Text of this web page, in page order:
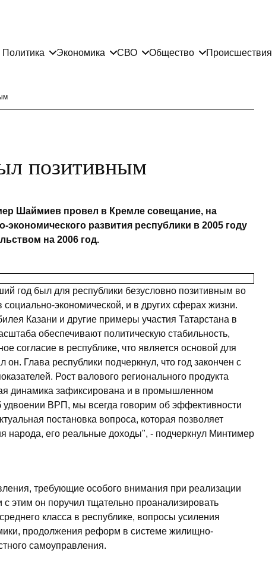
Политика Экономика СВО Общество Происшествия
позитивным
Шаймиев провел в Кремле совещание, на
развития республики в 2005 году
на 2006 год.
год был для республики безусловно позитивным во
экономической, и в других сферах жизни.
Казани и другие примеры участия Татарстана в
обеспечивают политическую стабильность,
согласие в республике, что является основой для
он. Глава республики подчеркнул, что год закончен с
Рост валового регионального продукта
динамика зафиксирована и в промышленном
ВРП, мы всегда говорим об эффективности
постановка вопроса, которая позволяет
народа, его реальные доходы", - подчеркнул Минтимер
требующие особого внимания при реализации
этим он поручил тщательно проанализировать
класса в республике, вопросы усиления
продолжения реформ в системе жилищно-
самоуправления.